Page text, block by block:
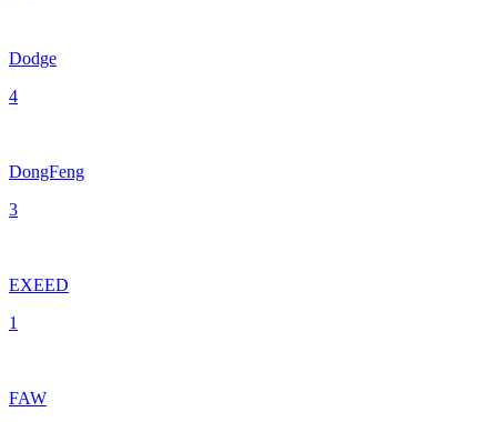
Dodge
4
DongFeng
3
EXEED
1
FAW